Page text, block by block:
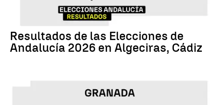
Resultados de las Elecciones de
Andalucía 2026 en Algeciras, Cádiz